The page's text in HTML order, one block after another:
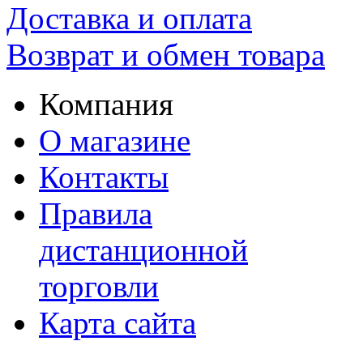
Доставка и оплата
Возврат и обмен товара
Компания
О магазине
Контакты
Правила
дистанционной
торговли
Карта сайта